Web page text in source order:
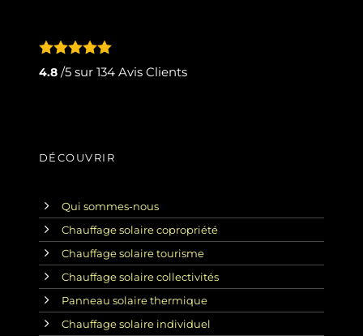
4.8/5 sur 134Avis Clients
DÉCOUVRIR
Qui sommes-nous
Chauffage solaire copropriété
Chauffage solaire tourisme
Chauffage solaire collectivités
Panneau solaire thermique
Chauffage solaire individuel